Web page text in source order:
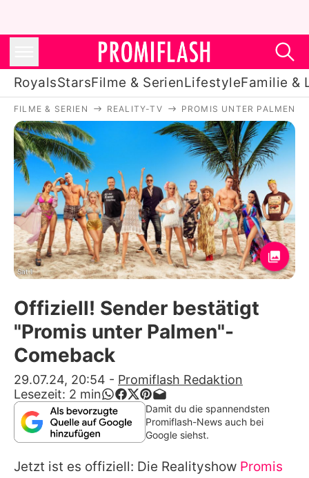
RoyalsStarsFilme & SerienLifestyleFamilie &
Royals
Filme & Serien
Lifestyle
Familie & Liebe
Promiflash Exklusiv
Alle Themen auf Promiflash
App runterladen
Team
Redaktionelle Richtlinien
Impressum
FILME & SERIEN REALITY-TV PROMIS UNTER PALMEN
Sat.1
Offiziell! Sender bestätigt
"Promis unter Palmen"-
Comeback
29.07.24, 20:54 - Promiflash Redaktion
Lesezeit: 2 min
Damit du die spannendsten
Promiflash-News auch bei
Google siehst.
Jetzt ist es offiziell: Die Realityshow Promis